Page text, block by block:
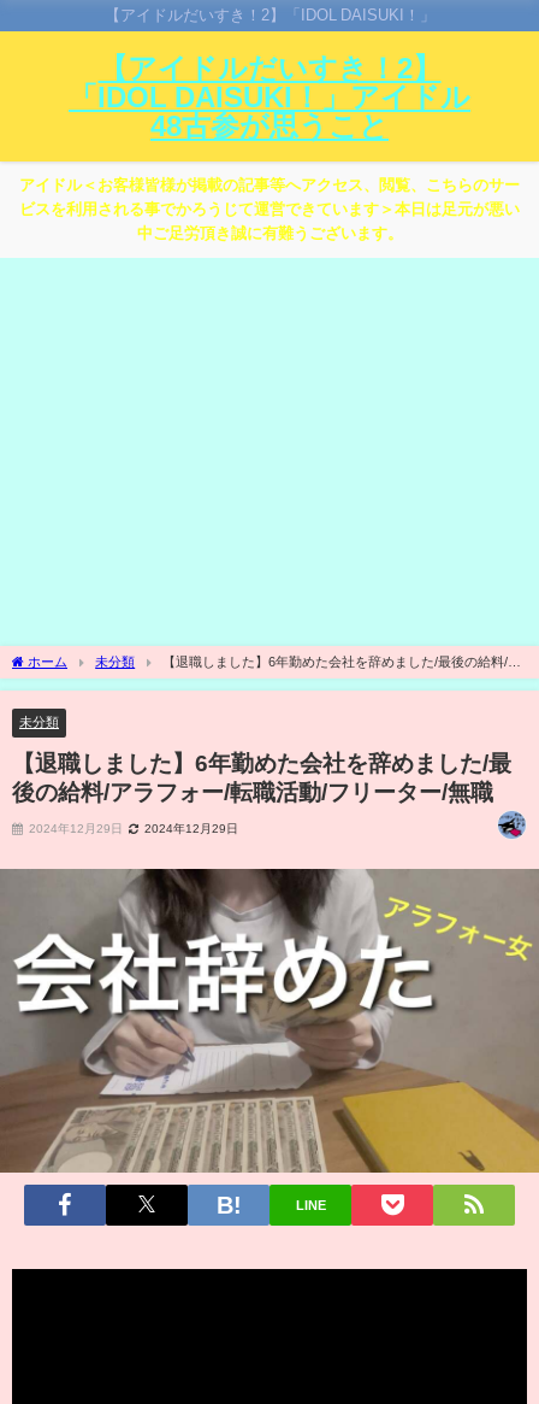
【アイドルだいすき！2】「IDOL DAISUKI！」
【アイドルだいすき！2】
「IDOL DAISUKI！」アイドル
48古参が思うこと
アイドル＜お客様皆様が掲載の記事等へアクセス、閲覧、こちらのサー
ビスを利用される事でかろうじて運営できています＞本日は足元が悪い
中ご足労頂き誠に有難うございます。
ホーム 未分類
【退職しました】6年勤めた会社を辞めました/最後の給料/ア
ラフォー/転職活動/フリーター/無職
未分類
【退職しました】6年勤めた会社を辞めました/最
後の給料/アラフォー/転職活動/フリーター/無職
2024年12月29日 2024年12月29日
LINE